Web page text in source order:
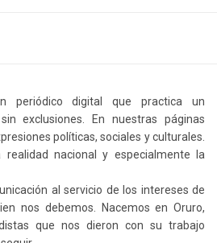
periódico digital que practica un
exclusiones. En nuestras páginas
políticas, sociales y culturales.
nacional y especialmente la
al servicio de los intereses de
nos debemos. Nacemos en Oruro,
que nos dieron con su trabajo